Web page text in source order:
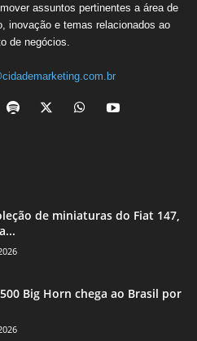
assuntos pertinentes a área de
inovação e temas relacionados ao
de negócios.
de miniaturas do Fiat 147,
Big Horn chega ao Brasil por